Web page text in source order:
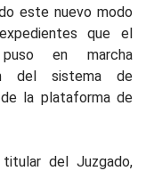
este nuevo modo
que el
en marcha
del sistema de
la plataforma de
del Juzgado,